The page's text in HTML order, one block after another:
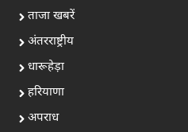
ताजा खबरें
अंतरराष्ट्रीय
धारूहेड़ा
हरियाणा
अपराध